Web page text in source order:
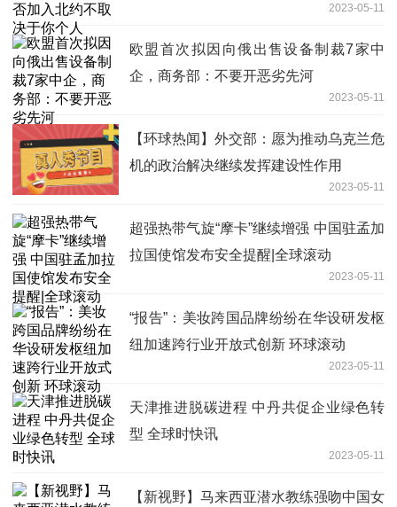
2023-05-11
欧盟首次拟因向俄出售设备制裁7家中
企，商务部：不要开恶劣先河
2023-05-11
【环球热闻】外交部：愿为推动乌克兰危
机的政治解决继续发挥建设性作用
2023-05-11
超强热带气旋“摩卡”继续增强 中国驻孟加
拉国使馆发布安全提醒|全球滚动
2023-05-11
“报告”：美妆跨国品牌纷纷在华设研发枢
纽加速跨行业开放式创新 环球滚动
2023-05-11
天津推进脱碳进程 中丹共促企业绿色转
型 全球时快讯
2023-05-11
【新视野】马来西亚潜水教练强吻中国女